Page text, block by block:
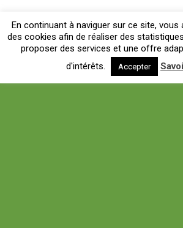
En continuant à naviguer sur ce site,
des cookies afin de réaliser des
proposer des services et une offre
d'intérêts.
Accepter